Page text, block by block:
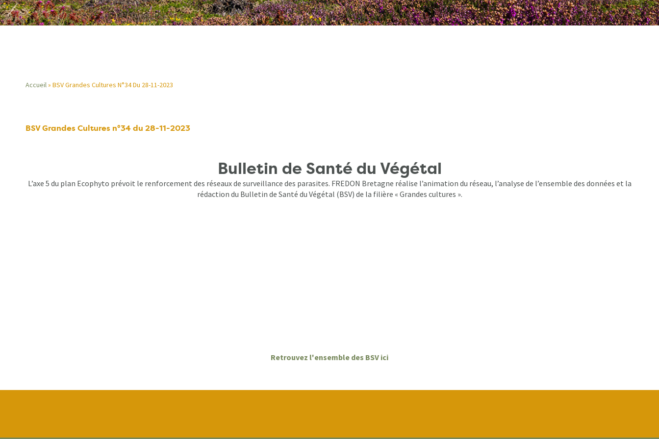
d'Ariane
Accueil BSV Grandes Cultures N°34 Du 28-11-2023
BSV Grandes Cultures n°34 du 28-11-2023
Bulletin de Santé du Végétal
L’axe 5 du plan Ecophyto prévoit le renforcement des réseaux de surveillance des parasites. FREDON Bretagne réalise l’animation du réseau, l’analyse de l’ensemble des données et la
rédaction du Bulletin de Santé du Végétal (BSV) de la filière « Grandes cultures ».
Retrouvez l'ensemble des BSV ici